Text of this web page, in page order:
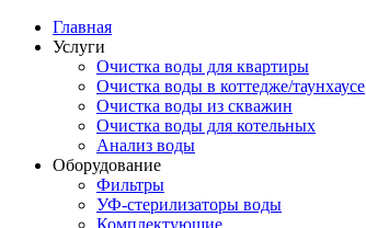
Главная
Услуги
Очистка воды для квартиры
Очистка воды в коттедже/таунхаусе
Очистка воды из скважин
Очистка воды для котельных
Анализ воды
Оборудование
Фильтры
УФ-стерилизаторы воды
Комплектующие